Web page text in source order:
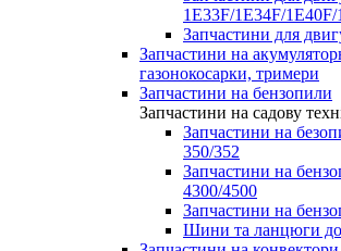
1Е33F/1E34F/
Запчастини для
Запчастини на
газонокосарки, тримери
Запчастини на бензопили
Запчастини на садову
Запчастини на
350/352
Запчастини на
4300/4500
Запчастини на
Шини та ланцюги